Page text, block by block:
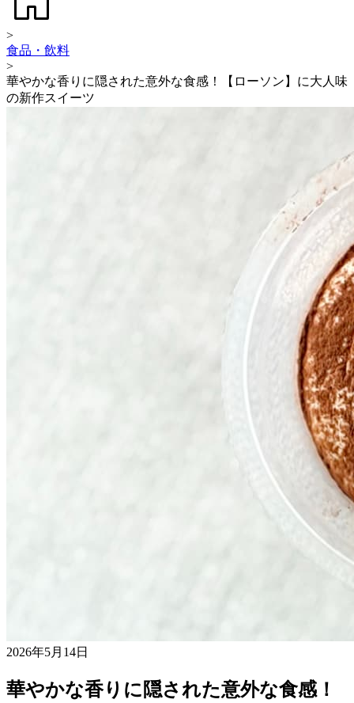
>
食品・飲料
>
華やかな香りに隠された意外な食感！【ローソン】に大人味
の新作スイーツ
2026年5月14日
華やかな香りに隠された意外な食感！